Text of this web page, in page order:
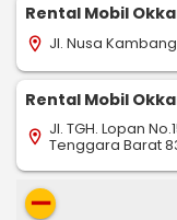
Rental Mobil
location_on Jl. Nusa
Rental Mobil
location_on Jl. TGH. Lopan
Tenggara Barat
remove